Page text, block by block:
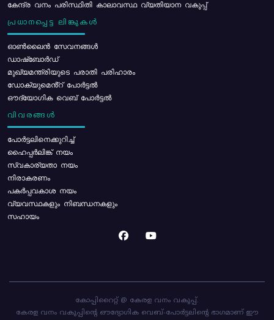
കേന്ദ്ര വനം പരിസ്ഥിതി കാലാവസ്ഥ വ്യതിയാന വകുപ്പ്
പ്രധാനപ്പെട്ട ലിങ്കുകൾ
ഓൺലൈൻ സേവനങ്ങൾ
ഡാഷ്ബോർഡ്
മുഖ്യമന്ത്രിയുടെ പരാതി പരിഹാരം
ഡോക്യുമെൻ്റ് പോർട്ടൽ
ഔദ്യോഗിക വെബ് പോർട്ടൽ
വിവരങ്ങൾ
പോര്‍ട്ടലിനെക്കുറിച്ച്
ഹൈപ്പർലിങ്ക് നയം
സ്വകാര്യതാ നയം
നിരാകരണം
പകർപ്പവകാശ നയം
വ്യവസ്ഥകളും നിബന്ധനകളും
സഹായം
കോപ്പിറൈറ്റ് @ കേരള വനം വകുപ്പ്.
കേരള വനം വകുപ്പിന്റെ ഔദ്യോഗിക വെബ്-പോർട്ടലിന്റെ ഭാഗമാണ് ഈ